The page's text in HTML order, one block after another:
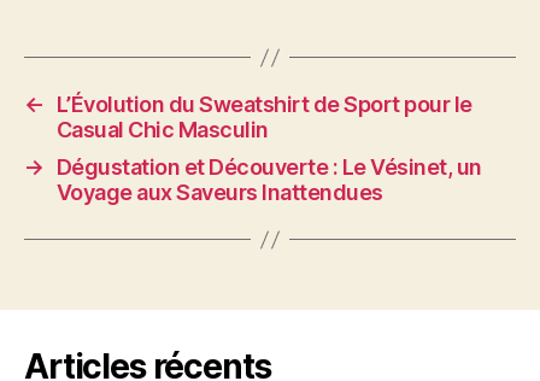
←
L’Évolution du Sweatshirt de Sport pour le
Casual Chic Masculin
→
Dégustation et Découverte : Le Vésinet, un
Voyage aux Saveurs Inattendues
Articles récents